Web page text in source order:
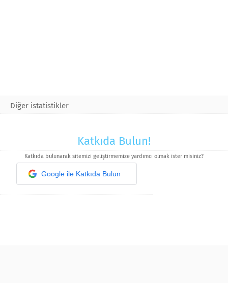
Diğer istatistikler
Katkıda Bulun!
Katkıda bulunarak sitemizi geliştirmemize yardımcı olmak ister misiniz?
Google ile Katkıda Bulun